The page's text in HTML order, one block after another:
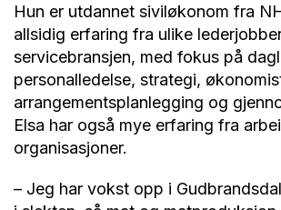
Hun er utdannet siviløkonom fra
allsidig erfaring fra ulike
servicebransjen, med fokus på
personalledelse, strategi,
arrangementsplanlegging og
Elsa har også mye erfaring fra
organisasjoner.
– Jeg har vokst opp i